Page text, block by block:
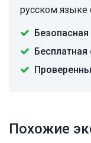
русском языке
Безопасная
Похожие